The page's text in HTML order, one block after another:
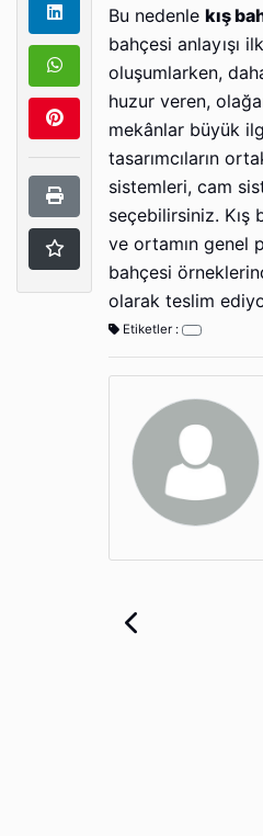
Bu nedenle kış
bahçesi anlayışı
oluşumlarken,
huzur veren,
mekânlar büyük
tasarımcıların
sistemleri, cam
seçebilirsiniz. Kış
ve ortamın genel
bahçesi
olarak teslim
Etiketler :